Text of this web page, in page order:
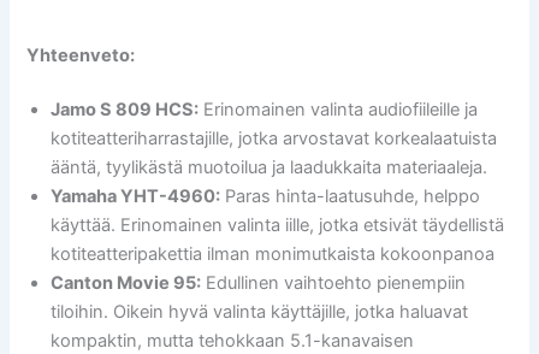
Yhteenveto:
Jamo S 809 HCS: Erinomainen valinta audiofiileille ja
kotiteatteriharrastajille, jotka arvostavat korkealaatuista
ääntä, tyylikästä muotoilua ja laadukkaita materiaaleja.
Yamaha YHT-4960: Paras hinta-laatusuhde, helppo
käyttää. Erinomainen valinta iille, jotka etsivät täydellistä
kotiteatteripakettia ilman monimutkaista kokoonpanoa
Canton Movie 95: Edullinen vaihtoehto pienempiin
tiloihin. Oikein hyvä valinta käyttäjille, jotka haluavat
kompaktin, mutta tehokkaan 5.1-kanavaisen